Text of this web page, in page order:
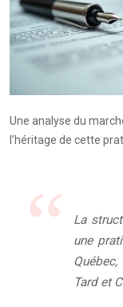
Une analyse du
l’héritage de cette
La
une
Tard et